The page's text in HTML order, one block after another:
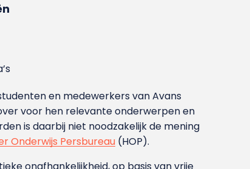
en medewerkers van Avans
voor hen relevante onderwerpen en
is daarbij niet noodzakelijk de mening
Onderwijs Persbureau (HOP).
onafhankelijkheid, op basis van vrije